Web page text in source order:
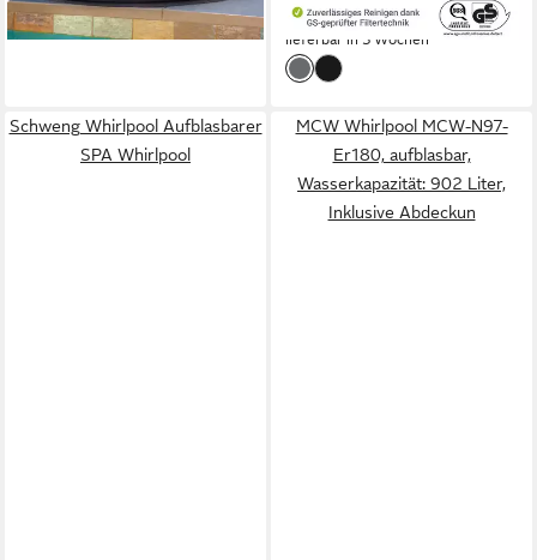
-17%
lieferbar in 3 Wochen
Schweng Whirlpool Aufblasbarer
SPA Whirlpool
MCW Whirlpool MCW-N97-
Er180, aufblasbar,
Wasserkapazität: 902 Liter,
Inklusive Abdeckun